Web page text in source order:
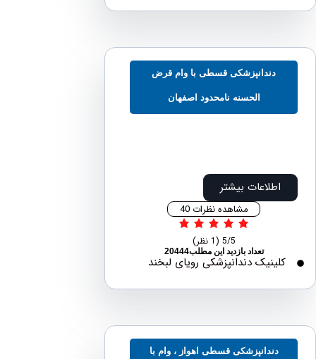
دندانپزشکی قسطی با وام قرض
الحسنه نامحدود اصفهان
اطلاعات بیشتر
مشاهده نظرات 40
تعداد بازدید این مطلب20444
دندانپزشکی رویای لبخند
دندانپزشکی قسطی اهواز ، وام با